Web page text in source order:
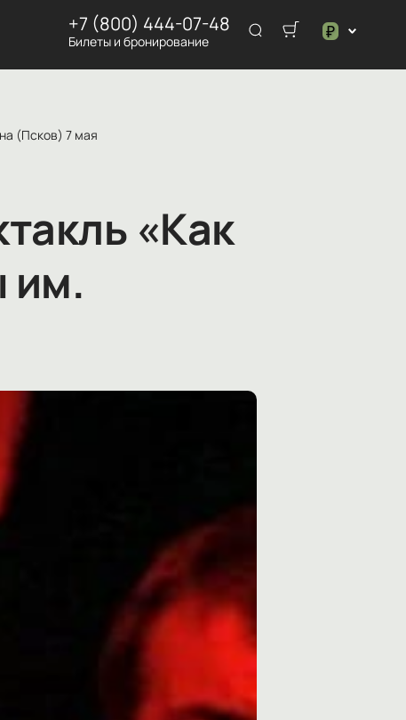
+7 (800) 444-07-48
Билеты и бронирование ₽
$
(Псков) 7 мая
«Как
им.